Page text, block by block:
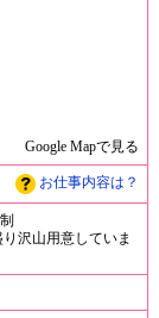
Google Mapで見る
お仕事内容は？
沢山用意していま